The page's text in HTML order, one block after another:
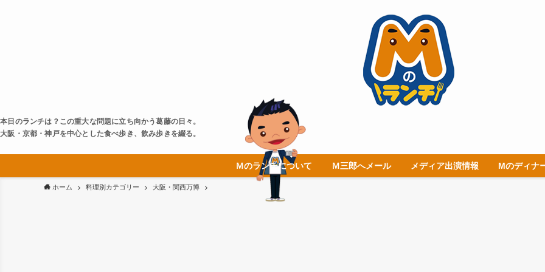
本日のランチは？この重大な問題に立ち向かう葛藤の日々。
大阪・京都・神戸を中心とした食べ歩き、飲み歩きを綴る。
Ｍのランチについて Ｍ三郎へメール メディア出演情報 Mのディナ
ホーム 料理別カテゴリー 大阪・関西万博